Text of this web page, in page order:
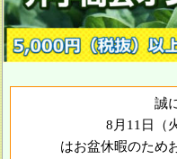
誠
8月11日（
はお盆休暇のため